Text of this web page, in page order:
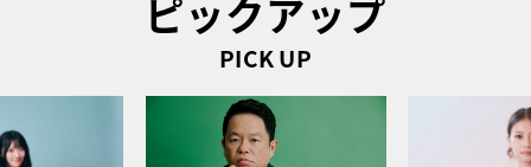
ピックアップ
PICK UP